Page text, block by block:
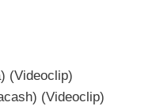
(Videoclip)
(Videoclip)